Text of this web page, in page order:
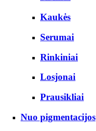
Kaukės
Serumai
Rinkiniai
Losjonai
Prausikliai
Nuo pigmentacijos